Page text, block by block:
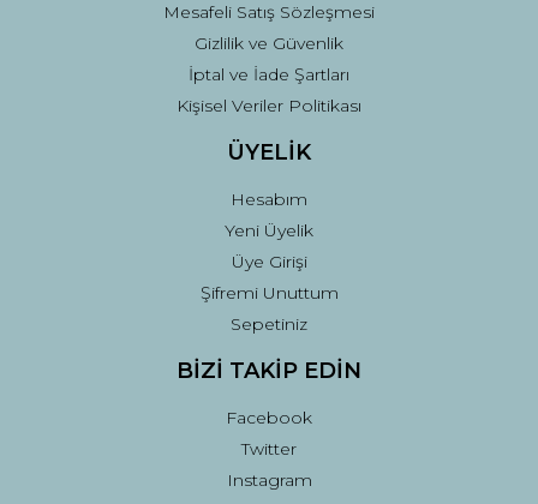
Mesafeli Satış Sözleşmesi
Gizlilik ve Güvenlik
İptal ve İade Şartları
Kişisel Veriler Politikası
ÜYELİK
Hesabım
Yeni Üyelik
Üye Girişi
Şifremi Unuttum
Sepetiniz
BİZİ TAKİP EDİN
Facebook
Twitter
Instagram